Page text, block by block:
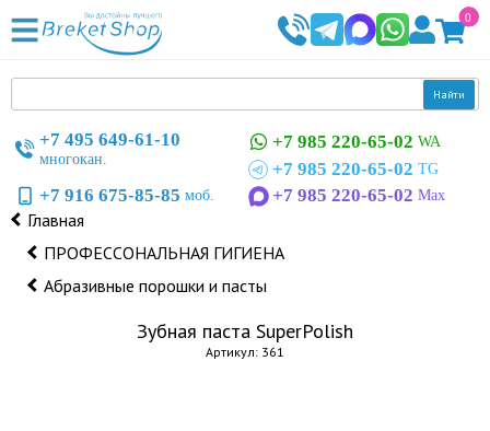
0
Найти
+7 495 649-61-10
многокан.
+7 916 675-85-85 моб.
+7 985 220-65-02 WA
+7 985 220-65-02 TG
+7 985 220-65-02 Max
Главная
ПРОФЕССОНАЛЬНАЯ ГИГИЕНА
Абразивные порошки и пасты
Зубная паста SuperPolish
Артикул: 361